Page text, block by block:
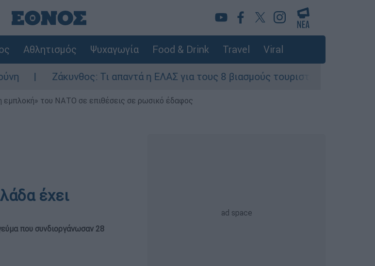
Αθλητισμός Ψυχαγωγία Food & Drink Travel Viral
Τι απαντά η ΕΛΑΣ για τους 8 βιασμούς τουριστριών - «Μόνο 3
εμπλοκή» του ΝΑΤΟ σε επιθέσεις σε ρωσικό έδαφος
έχει
που συνδιοργάνωσαν 28